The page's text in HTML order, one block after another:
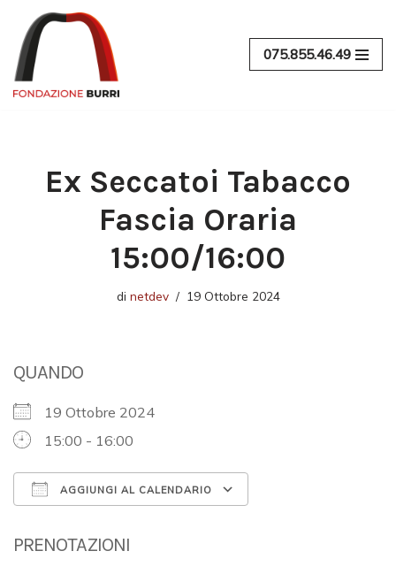
Vai
al
contenuto
075.855.46.49
Ex Seccatoi Tabacco
Fascia Oraria
15:00/16:00
di netdev 19 Ottobre 2024
QUANDO
19 Ottobre 2024
15:00 - 16:00
AGGIUNGI AL CALENDARIO
PRENOTAZIONI